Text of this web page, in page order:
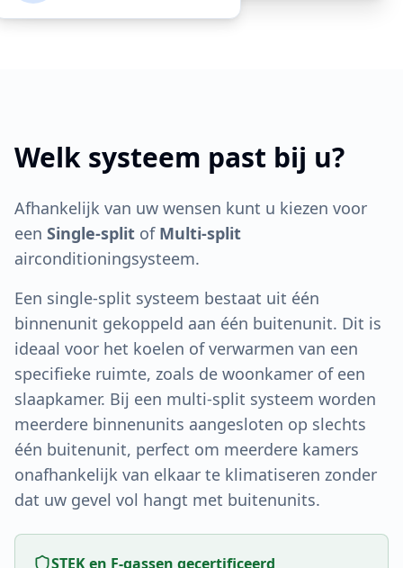
Welk systeem past bij u?
Afhankelijk van uw wensen kunt u kiezen voor
een Single-split of Multi-split
airconditioningsysteem.
Een single-split systeem bestaat uit één
binnenunit gekoppeld aan één buitenunit. Dit is
ideaal voor het koelen of verwarmen van een
specifieke ruimte, zoals de woonkamer of een
slaapkamer. Bij een multi-split systeem worden
meerdere binnenunits aangesloten op slechts
één buitenunit, perfect om meerdere kamers
onafhankelijk van elkaar te klimatiseren zonder
dat uw gevel vol hangt met buitenunits.
STEK en F-gassen gecertificeerd